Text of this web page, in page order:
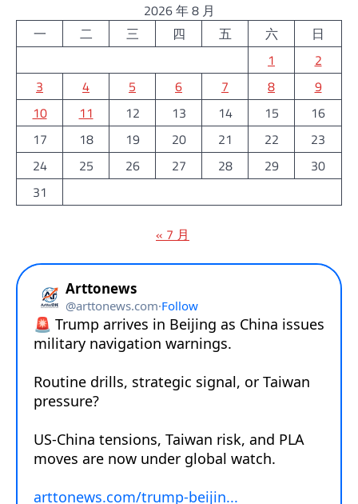
2026 年 8 月
一
二 三 四 五 六
日
1
2
3
4 5 6 7 8
9
10
11 12 13 14 15
16
17
18 19 20 21 22
23
24
25 26 27 28 29
30
31
« 7 月